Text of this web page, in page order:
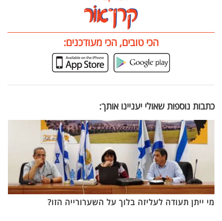
הכי טובים, הכי מעודכנים:
כתבות נוספות שאולי יעניינו אותך:
מי ייתן תעודה לעליזה בלוך על השערורייה הזו?